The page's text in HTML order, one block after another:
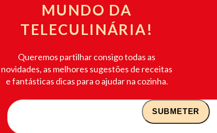
MUNDO DA
TELECULINÁRIA!
Queremos partilhar consigo todas as
novidades, as melhores sugestões de receitas
e fantásticas dicas para o ajudar na cozinha.